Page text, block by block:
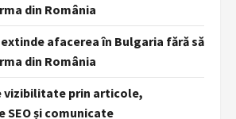
din România
afacerea în Bulgaria fără să
din România
vizibilitate prin articole,
SEO și comunicate